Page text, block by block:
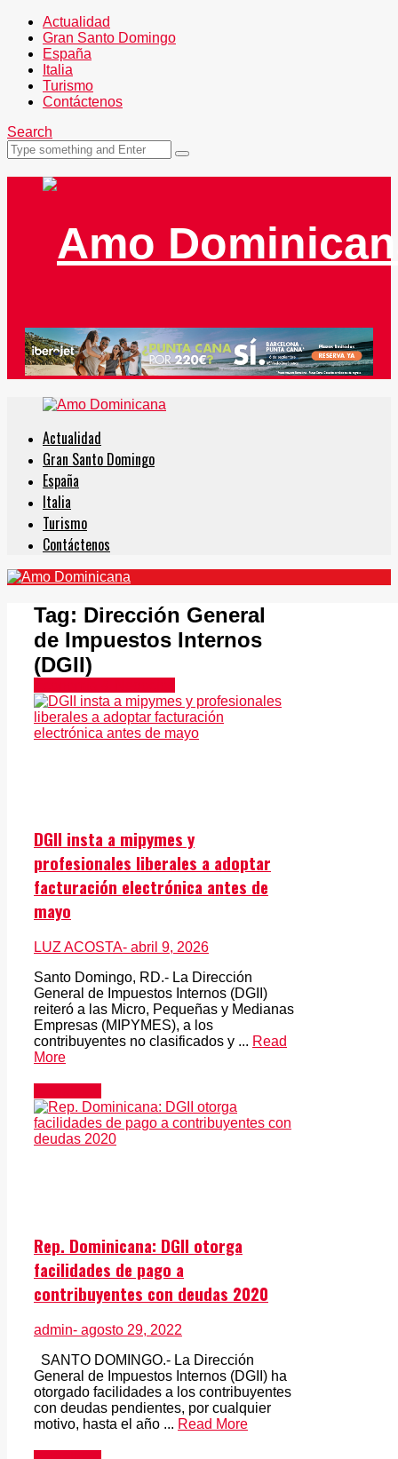
Actualidad
Gran Santo Domingo
España
Italia
Turismo
Contáctenos
Search
Actualidad
Gran Santo Domingo
España
Italia
Turismo
Contáctenos
Tag: Dirección General
de Impuestos Internos
(DGII)
DGII insta a mipymes y
profesionales liberales a adoptar
facturación electrónica antes de
mayo
LUZ ACOSTA- abril 9, 2026
Santo Domingo, RD.- La Dirección
General de Impuestos Internos (DGII)
reiteró a las Micro, Pequeñas y Medianas
Empresas (MIPYMES), a los
contribuyentes no clasificados y ... Read
More
Rep. Dominicana: DGII otorga
facilidades de pago a
contribuyentes con deudas 2020
admin- agosto 29, 2022
SANTO DOMINGO.- La Dirección
General de Impuestos Internos (DGII) ha
otorgado facilidades a los contribuyentes
con deudas pendientes, por cualquier
motivo, hasta el año ... Read More